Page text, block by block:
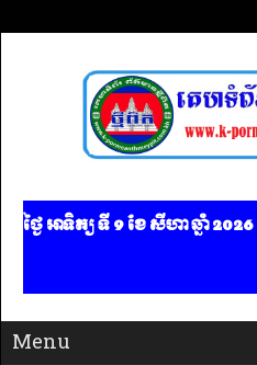
ថ្ងៃ អាទិត្យ ទី 9​ ខែ សីហា ឆ្នាំ 2026